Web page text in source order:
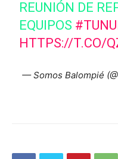
REUNIÓN DE
EQUIPOS
HTTPS://T.CO/
— Somos Balompié